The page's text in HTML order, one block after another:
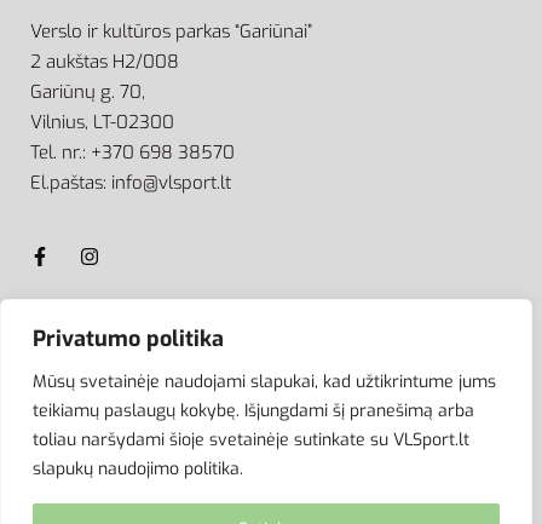
Privatumo politika
Mūsų svetainėje naudojami slapukai, kad užtikrintume jums
teikiamų paslaugų kokybę. Išjungdami šį pranešimą arba
toliau naršydami šioje svetainėje sutinkate su VLSport.lt
slapukų naudojimo politika.
Verslo ir kultūros parkas “Gariūnai”
2 aukštas H2/008
Gariūnų g. 70,
Vilnius, LT-02300
Tel. nr.: +370 698 38570
El.paštas: info@vlsport.lt
ATSISKAITYMAS